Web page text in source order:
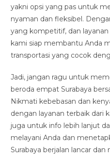
yakni opsi yang pas untuk
nyaman dan fleksibel.
yang kompetitif, dan
kami siap membantu Anda
transportasi yang cocok
Jadi, jangan ragu untuk
beroda empat Surabaya
Nikmati kebebasan dan
dengan layanan terbaik dari
juga untuk info lebih lanjut
melayani Anda dan
Surabaya berjalan lancar